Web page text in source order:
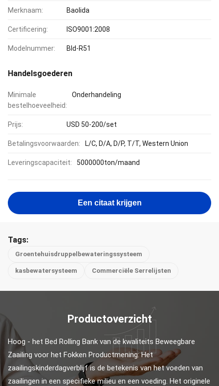
Merknaam: Baolida
Certificering: ISO9001:2008
Modelnummer: Bld-R51
Handelsgoederen
Minimale
bestelhoeveelheid:
Onderhandeling
Prijs: USD 50-200/set
Betalingsvoorwaarden: L/C, D/A, D/P, T/T, Western Union
Leveringscapaciteit: 5000000ton/maand
Een citaat krijgen
Tags:
Groentehuisdruppelbewateringssysteem
kasbewatersysteem Commerciële Serrelijsten
Productoverzicht
Hoog - het Bed Rolling Bank van de kwaliteits Beweegbare
Zaailing voor het Fokken Productmening: Het
zaailingskinderdagverblijf is de betekenis van het voeden van
zaailingen in een specifieke milieu en een voeding. Het originele